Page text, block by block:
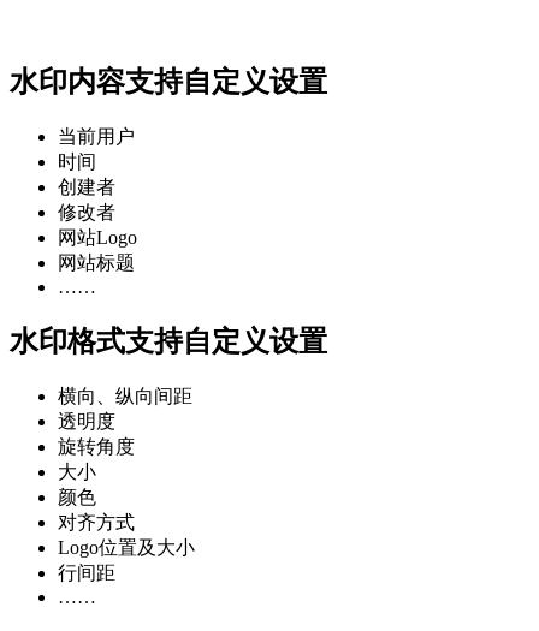
水印内容支持自定义设置
当前用户
时间
创建者
修改者
网站Logo
网站标题
……
水印格式支持自定义设置
横向、纵向间距
透明度
旋转角度
大小
颜色
对齐方式
Logo位置及大小
行间距
……